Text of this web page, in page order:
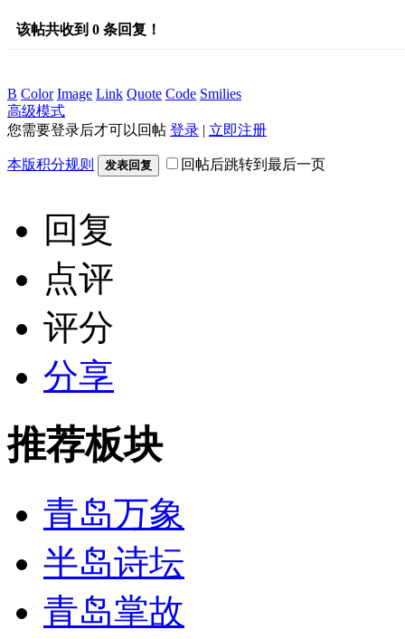
该帖共收到 0 条回复！
B Color Image Link Quote Code Smilies
高级模式
您需要登录后才可以回帖 登录 | 立即注册
本版积分规则 发表回复 回帖后跳转到最后一页
回复
点评
评分
分享
推荐板块
青岛万象
半岛诗坛
青岛掌故